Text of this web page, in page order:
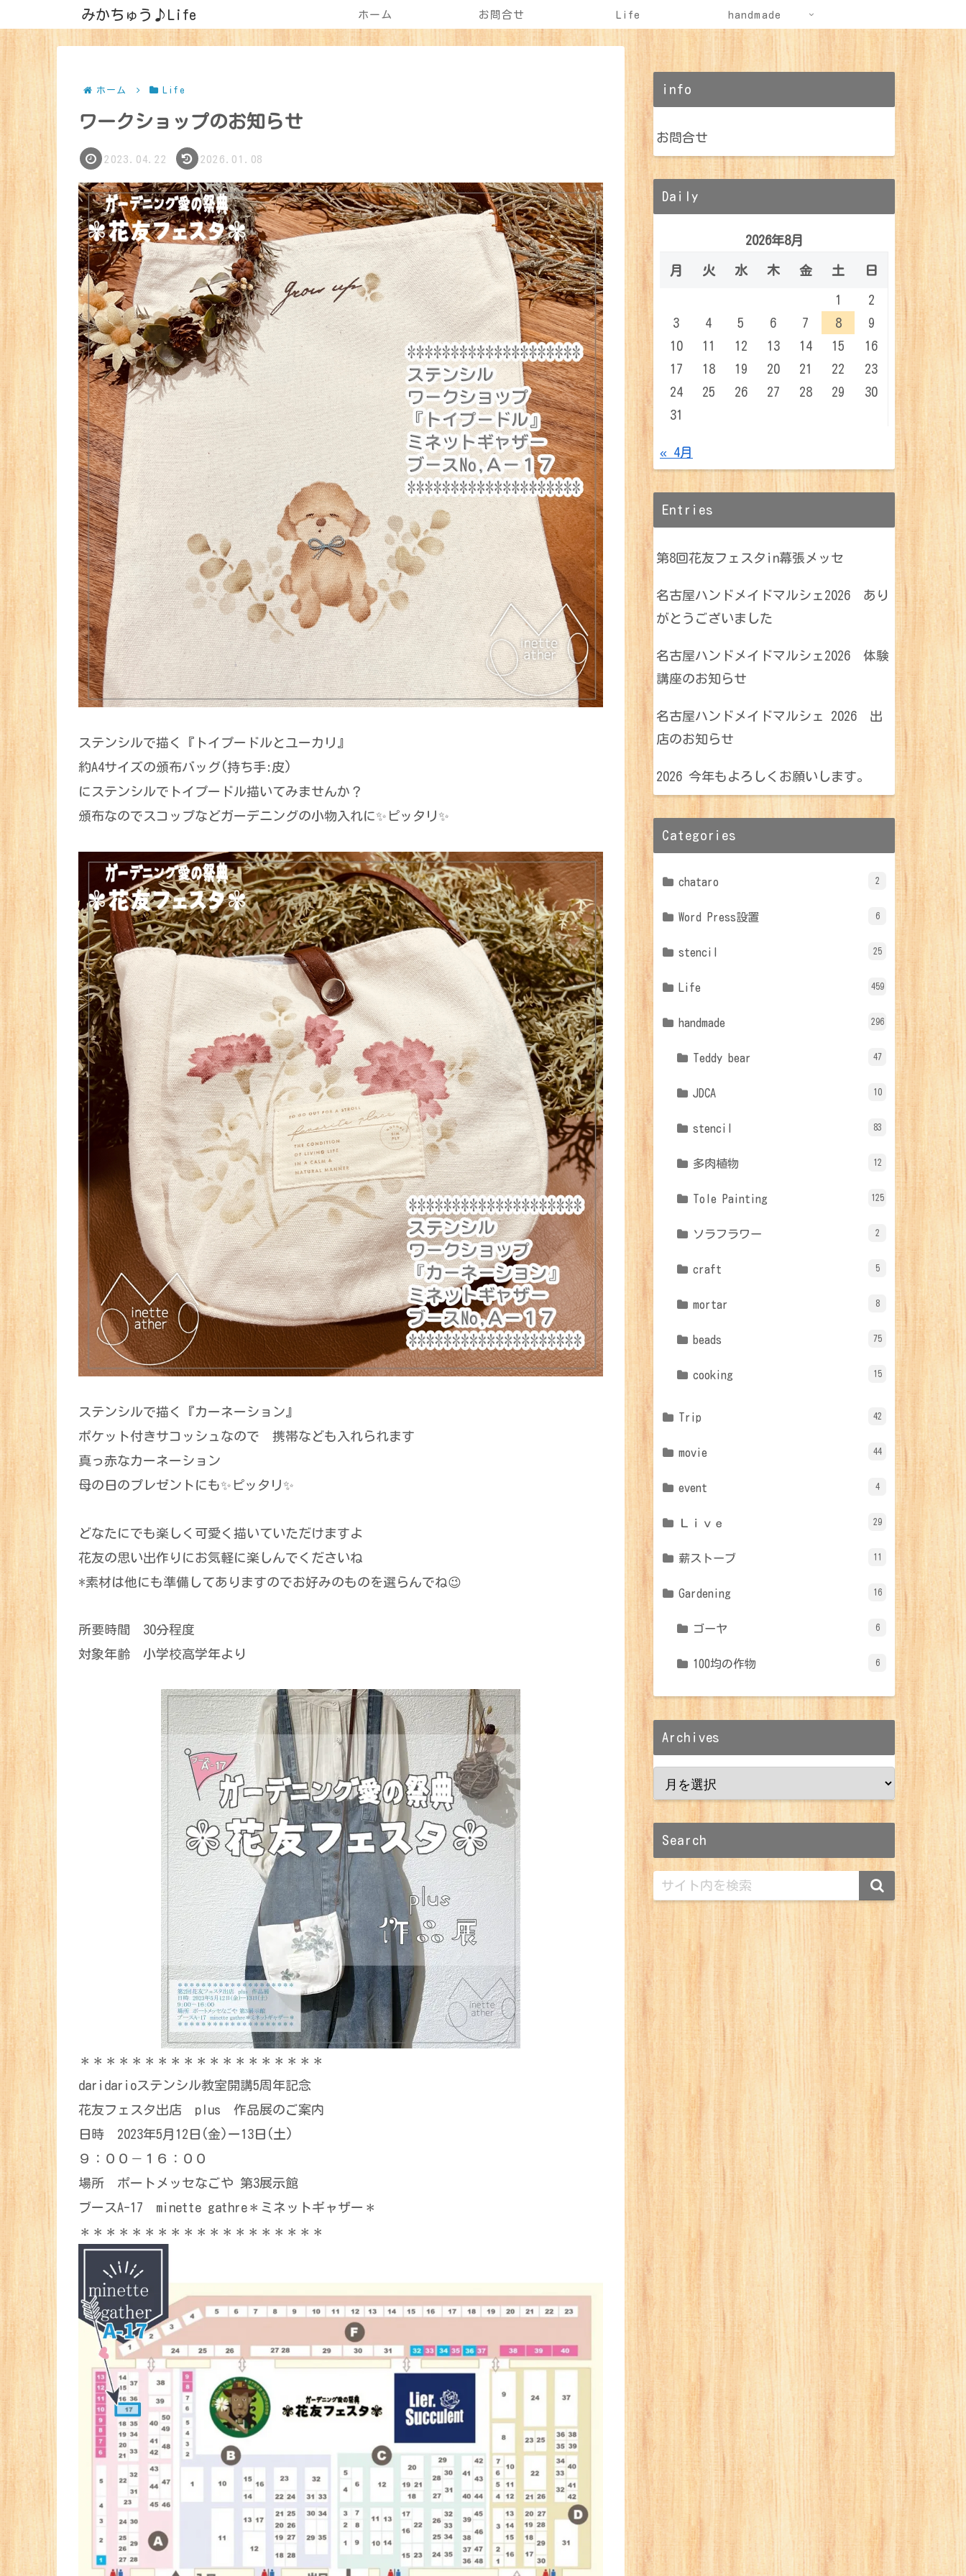
みかちゅう♪Life ホーム お問合せ Life handmade
ホーム Life
ワークショップのお知らせ
2023.04.22 2026.01.08
ステンシルで描く『トイプードルとユーカリ』
約A4サイズの頒布バッグ(持ち手:皮)
にステンシルでトイプードル描いてみませんか？
頒布なのでスコップなどガーデニングの小物入れに✨ピッタリ✨
ステンシルで描く『カーネーション』
ポケット付きサコッシュなので 携帯なども入れられます
真っ赤なカーネーション
母の日のプレゼントにも✨ピッタリ✨
どなたにでも楽しく可愛く描いていただけますよ
花友の思い出作りにお気軽に楽しんでくださいね
*素材は他にも準備してありますのでお好みのものを選らんでね😉
所要時間 30分程度
対象年齢 小学校高学年より
＊＊＊＊＊＊＊＊＊＊＊＊＊＊＊＊＊＊＊
daridarioステンシル教室開講5周年記念
花友フェスタ出店 plus 作品展のご案内
日時 2023年5月12日(金)ー13日(土)
９：００－１６：００
場所 ポートメッセなごや 第3展示館
ブースA-17 minette gathre＊ミネットギャザー＊
＊＊＊＊＊＊＊＊＊＊＊＊＊＊＊＊＊＊＊
info
お問合せ
Daily
2026年8月
月 火 水 木 金 土 日
1
2
3
4 5 6 7 8
9
10
11 12 13 14 15
16
17
18 19 20 21 22
23
24
25 26 27 28 29
30
31
« 4月
Entries
第8回花友フェスタin幕張メッセ
名古屋ハンドメイドマルシェ2026 あり
がとうございました
名古屋ハンドメイドマルシェ2026 体験
講座のお知らせ
名古屋ハンドメイドマルシェ 2026 出
店のお知らせ
2026 今年もよろしくお願いします。
Categories
chataro 2
Word Press設置 6
stencil 25
Life 459
handmade 296
Teddy bear 47
JDCA 10
stencil 83
多肉植物 12
Tole Painting 125
ソラフラワー 2
craft 5
mortar 8
beads 75
cooking 15
Trip 42
movie 44
event 4
Ｌｉｖｅ 29
薪ストーブ 11
Gardening 16
ゴーヤ 6
100均の作物 6
Archives
Search